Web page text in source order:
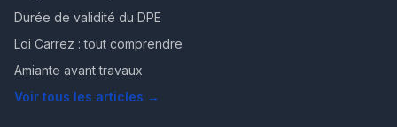
Durée de validité du DPE
Loi Carrez : tout comprendre
Amiante avant travaux
Voir tous les articles →